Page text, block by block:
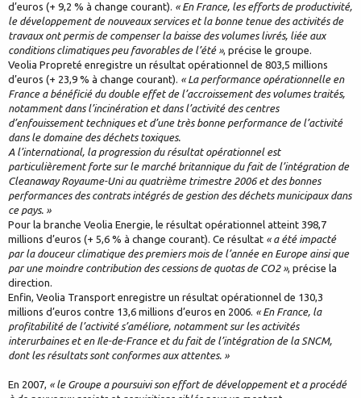
d’euros (+ 9,2 % à change courant). « En France, les efforts de productivité,
le développement de nouveaux services et la bonne tenue des activités de
travaux ont permis de compenser la baisse des volumes livrés, liée aux
conditions climatiques peu favorables de l’été », précise le groupe.
Veolia Propreté enregistre un résultat opérationnel de 803,5 millions
d’euros (+ 23,9 % à change courant). « La performance opérationnelle en
France a bénéficié du double effet de l’accroissement des volumes traités,
notamment dans l’incinération et dans l’activité des centres
d’enfouissement techniques et d’une très bonne performance de l’activité
dans le domaine des déchets toxiques.
A l’international, la progression du résultat opérationnel est
particulièrement forte sur le marché britannique du fait de l’intégration de
Cleanaway Royaume-Uni au quatrième trimestre 2006 et des bonnes
performances des contrats intégrés de gestion des déchets municipaux dans
ce pays. »
Pour la branche Veolia Energie, le résultat opérationnel atteint 398,7
millions d’euros (+ 5,6 % à change courant). Ce résultat « a été impacté
par la douceur climatique des premiers mois de l’année en Europe ainsi que
par une moindre contribution des cessions de quotas de CO2 », précise la
direction.
Enfin, Veolia Transport enregistre un résultat opérationnel de 130,3
millions d’euros contre 13,6 millions d’euros en 2006. « En France, la
profitabilité de l’activité s’améliore, notamment sur les activités
interurbaines et en Ile-de-France et du fait de l’intégration de la SNCM,
dont les résultats sont conformes aux attentes. »
En 2007, « le Groupe a poursuivi son effort de développement et a procédé